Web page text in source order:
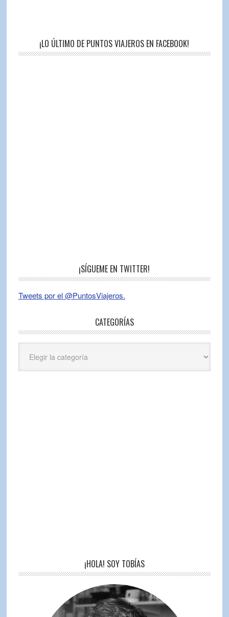
¡LO ÚLTIMO DE PUNTOS VIAJEROS EN FACEBOOK!
¡SÍGUEME EN TWITTER!
Tweets por el @PuntosViajeros.
CATEGORÍAS
¡HOLA! SOY TOBÍAS